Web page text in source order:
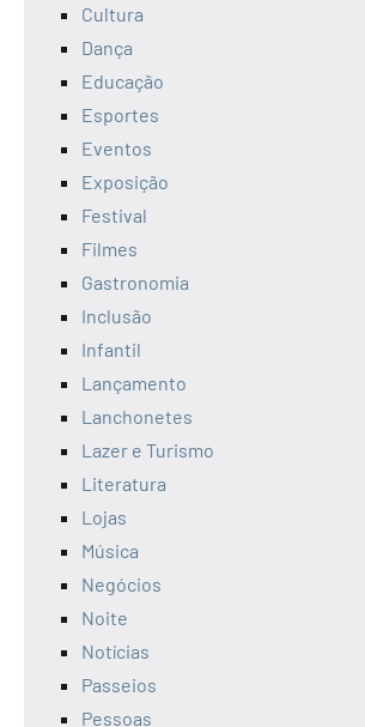
Cultura
Dança
Educação
Esportes
Eventos
Exposição
Festival
Filmes
Gastronomia
Inclusão
Infantil
Lançamento
Lanchonetes
Lazer e Turismo
Literatura
Lojas
Música
Negócios
Noite
Notícias
Passeios
Pessoas